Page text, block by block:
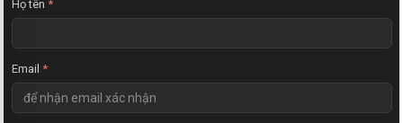
Họ tên *
Email *